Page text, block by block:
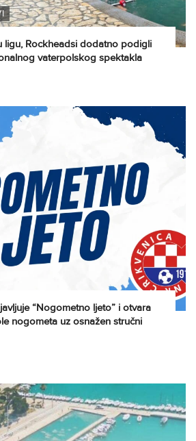
ligu, Rockheadsi dodatno podigli
vaterpolskog spektakla
“Nogometno ljeto” i otvara
nogometa uz osnažen stručni